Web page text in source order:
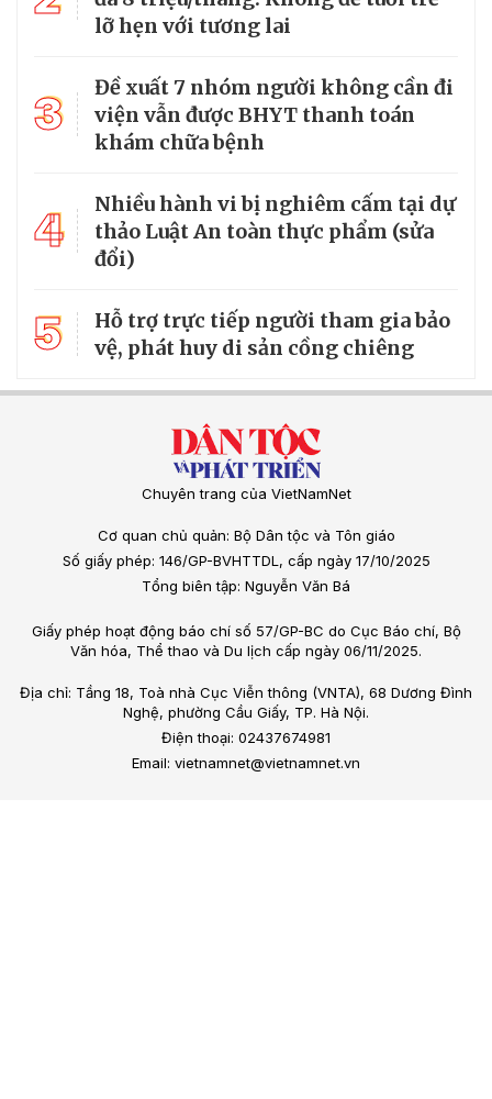
lỡ hẹn với tương lai
3
Đề xuất 7 nhóm người không cần đi
viện vẫn được BHYT thanh toán
khám chữa bệnh
4
Nhiều hành vi bị nghiêm cấm tại dự
thảo Luật An toàn thực phẩm (sửa
đổi)
5
Hỗ trợ trực tiếp người tham gia bảo
vệ, phát huy di sản cồng chiêng
Chuyên trang của VietNamNet
Cơ quan chủ quản: Bộ Dân tộc và Tôn giáo
Số giấy phép: 146/GP-BVHTTDL, cấp ngày 17/10/2025
Tổng biên tập: Nguyễn Văn Bá
Giấy phép hoạt động báo chí số 57/GP-BC do Cục Báo chí, Bộ
Văn hóa, Thể thao và Du lịch cấp ngày 06/11/2025.
Địa chỉ: Tầng 18, Toà nhà Cục Viễn thông (VNTA), 68 Dương Đình
Nghệ, phường Cầu Giấy, TP. Hà Nội.
Điện thoại: 02437674981
Email: vietnamnet@vietnamnet.vn